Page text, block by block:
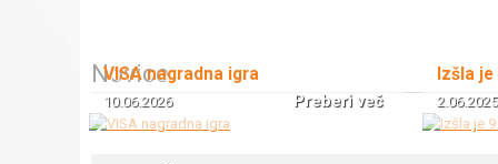
Novice
VISA nagradna igra
10.06.2026 Preberi več
Izšla
2.06.2025